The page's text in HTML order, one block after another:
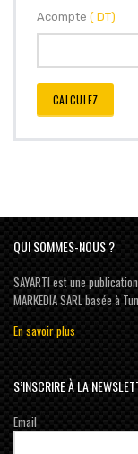
Acompte ( DT)
CALCULEZ
QUI SOMMES-NOUS ?
SAYARTI est une
MARKEDIA SARL basée à
En savoir plus
S’INSCRIRE À LA
Email